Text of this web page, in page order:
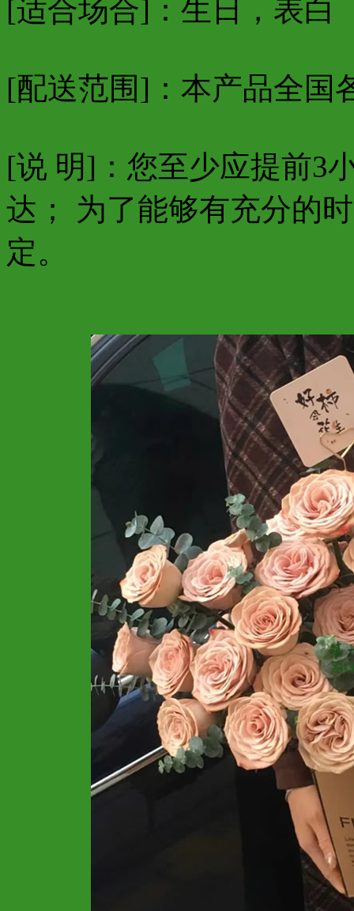
[适合场合]：生日，表白
[配送范围]：本产品全国
[说 明]：您至少应提前3
达； 为了能够有充分的
定。